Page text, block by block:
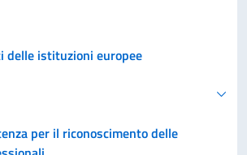
delle istituzioni europee
per il riconoscimento delle